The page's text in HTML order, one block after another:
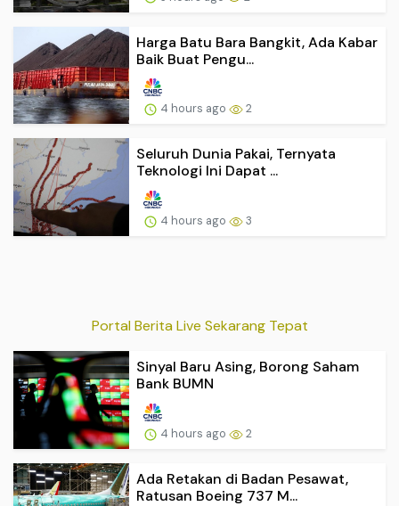
Harga Batu Bara Bangkit, Ada Kabar
Baik Buat Pengu...
4 hours ago 2
Seluruh Dunia Pakai, Ternyata
Teknologi Ini Dapat ...
4 hours ago 3
Portal Berita Live Sekarang Tepat
Sinyal Baru Asing, Borong Saham
Bank BUMN
4 hours ago 2
Ada Retakan di Badan Pesawat,
Ratusan Boeing 737 M...